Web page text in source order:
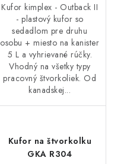
Kufor kimplex - Outback II
- plastový kufor so
sedadlom pre druhu
osobu + miesto na kanister
5 L a vyhrievané rúčky.
Vhodný na všetky typy
pracovný štvorkoliek. Od
kanadskej...
Kufor na štvorkolku
GKA R304